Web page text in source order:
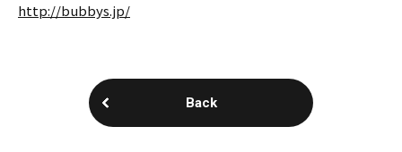
http://bubbys.jp/
Back